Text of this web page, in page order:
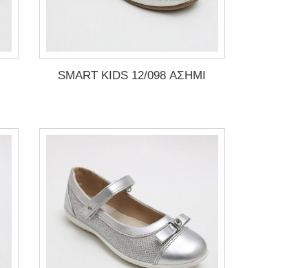
SMART KIDS 12/098 ΑΣΗΜΙ